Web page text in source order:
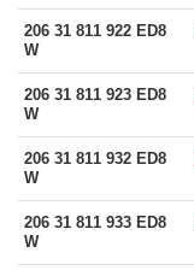
206 31 811 922 ED8
W
206 31 811 923 ED8
W
206 31 811 932 ED8
W
206 31 811 933 ED8
W